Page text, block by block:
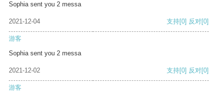
Sophia sent you 2 messa
2021-12-04 支持[0] 反对[0]
游客
Sophia sent you 2 messa
2021-12-02 支持[0] 反对[0]
游客